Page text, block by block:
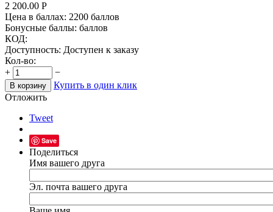
2 200.00 Р
Цена в баллах: 2200 баллов
Бонусные баллы: баллов
КОД:
Доступность: Доступен к заказу
Кол-во:
+
−
В корзину
Купить в один клик
Отложить
Tweet
Save
Поделиться
Имя вашего друга
Эл. почта вашего друга